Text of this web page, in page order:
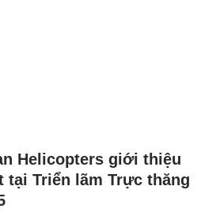
Helicopters giới thiệu
tại Triển lãm Trực thăng